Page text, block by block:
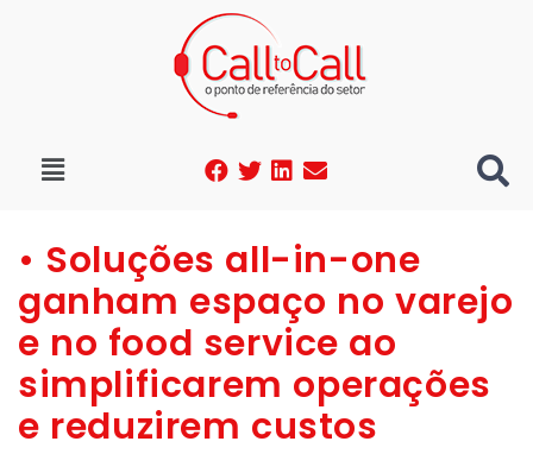
• Soluções all-in-one
ganham espaço no varejo
e no food service ao
simplificarem operações
e reduzirem custos